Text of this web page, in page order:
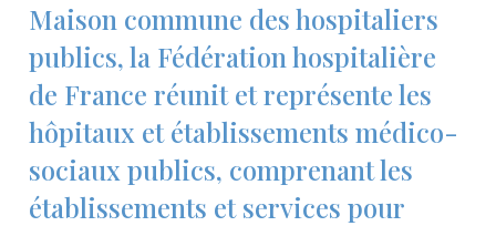
Maison commune des hospitaliers
publics, la Fédération hospitalière
de France réunit et représente les
hôpitaux et établissements médico-
sociaux publics, comprenant les
établissements et services pour